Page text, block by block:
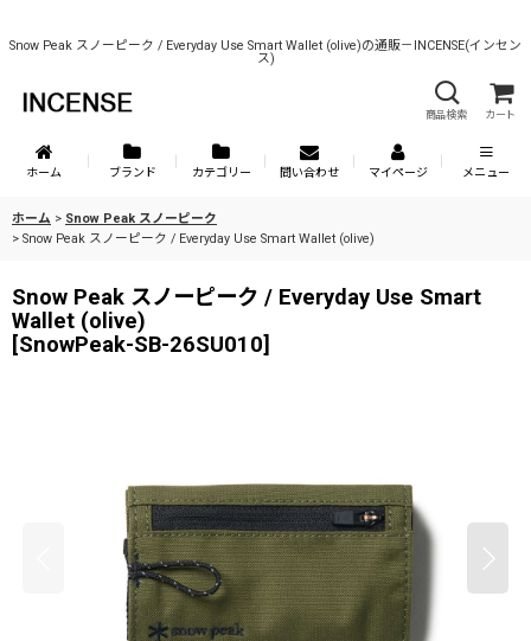
Snow Peak スノーピーク / Everyday Use Smart Wallet (olive)の通販－INCENSE(インセン
ス)
商品検索 カート
ホーム ブランド カテゴリー 問い合わせ マイページ メニュー
ホーム > Snow Peak スノーピーク
> Snow Peak スノーピーク / Everyday Use Smart Wallet (olive)
Snow Peak スノーピーク / Everyday Use Smart
Wallet (olive)
[SnowPeak-SB-26SU010]